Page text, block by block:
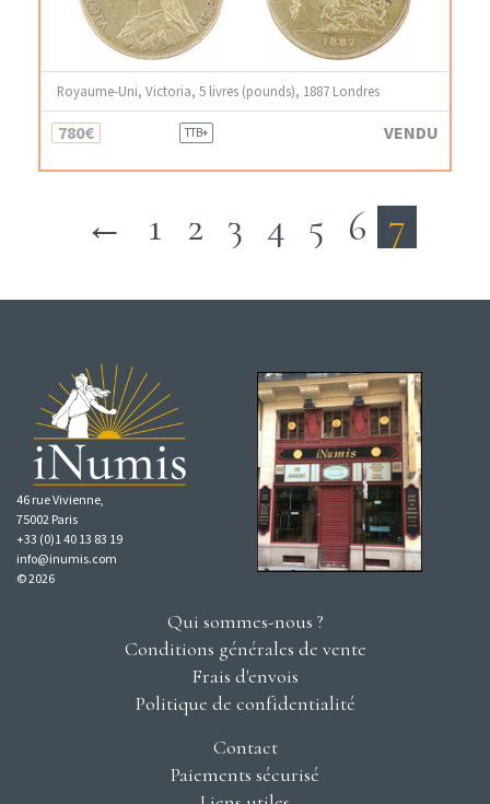
Royaume-Uni, Victoria, 5 livres (pounds), 1887 Londres
780€ TTB+ VENDU
← 1 2 3 4 5 6 7
46 rue Vivienne,
75002 Paris
+33 (0)1 40 13 83 19
info@inumis.com
© 2026
Qui sommes-nous ?
Conditions générales de vente
Frais d'envois
Politique de confidentialité
Contact
Paiements sécurisé